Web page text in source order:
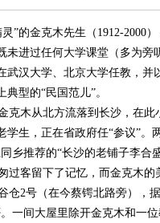
”的金克木先生（1912-2000
未进过任何大学课堂（多为
武汉大学、北京大学任教，
型的“民国范儿”。
克木从北方流落到长沙，在此
学生，正在省政府任“参议”
乡推荐的“长沙的老铺子李合
客留下了记忆，而金克木的
2号（在今蔡锷北路旁），
一间大屋里除开金克木和一